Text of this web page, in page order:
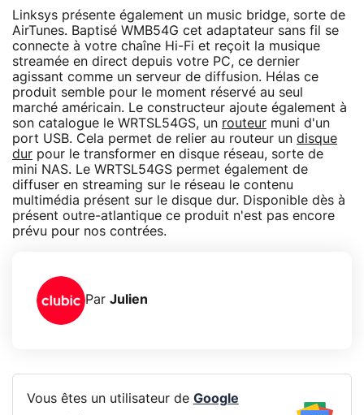
Linksys présente également un music bridge, sorte de
AirTunes. Baptisé WMB54G cet adaptateur sans fil se
connecte à votre chaîne Hi-Fi et reçoit la musique
streamée en direct depuis votre PC, ce dernier
agissant comme un serveur de diffusion. Hélas ce
produit semble pour le moment réservé au seul
marché américain. Le constructeur ajoute également à
son catalogue le WRTSL54GS, un routeur muni d'un
port USB. Cela permet de relier au routeur un disque
dur pour le transformer en disque réseau, sorte de
mini NAS. Le WRTSL54GS permet également de
diffuser en streaming sur le réseau le contenu
multimédia présent sur le disque dur. Disponible dès à
présent outre-atlantique ce produit n'est pas encore
prévu pour nos contrées.
Par Julien
Vous êtes un utilisateur de Google